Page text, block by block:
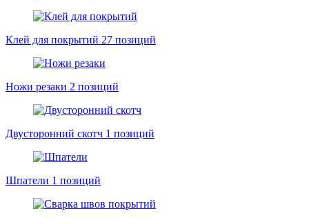
Клей для покрытий 27 позиций
Ножи резаки 2 позиций
Двусторонний скотч 1 позиций
Шпатели 1 позиций